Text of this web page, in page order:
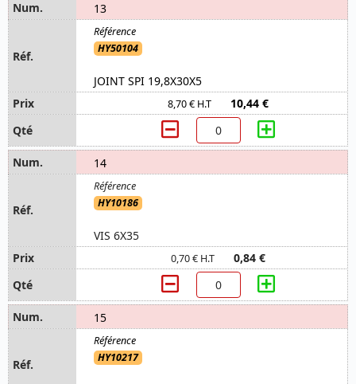
13
HY50104
JOINT SPI 19,8X30X5
8,70 € H.T 10,44 €
14
HY10186
VIS 6X35
0,70 € H.T 0,84 €
15
HY10217